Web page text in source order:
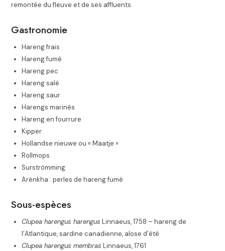
remontée du fleuve et de ses affluents.
Gastronomie
Hareng frais
Hareng fumé
Hareng pec
Hareng salé
Hareng saur
Harengs marinés
Hareng en fourrure
Kipper
Hollandse nieuwe ou « Maatje »
Rollmops
Surströmming
Arënkha : perles de hareng fumé
Sous-espèces
Clupea harengus harengus Linnaeus, 1758 – hareng de
l’Atlantique, sardine canadienne, alose d’été
Clupea harengus membras Linnaeus, 1761